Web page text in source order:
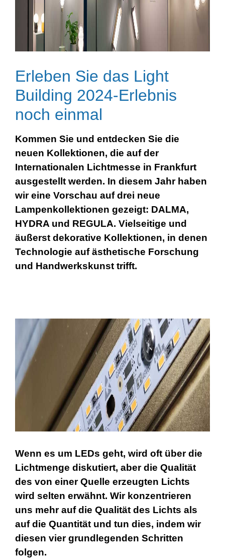
Erleben Sie das Light
Building 2024-Erlebnis
noch einmal
Kommen Sie und entdecken Sie die
neuen Kollektionen, die auf der
Internationalen Lichtmesse in Frankfurt
ausgestellt werden. In diesem Jahr haben
wir eine Vorschau auf drei neue
Lampenkollektionen gezeigt: DALMA,
HYDRA und REGULA. Vielseitige und
äußerst dekorative Kollektionen, in denen
Technologie auf ästhetische Forschung
und Handwerkskunst trifft.
Wenn es um LEDs geht, wird oft über die
Lichtmenge diskutiert, aber die Qualität
des von einer Quelle erzeugten Lichts
wird selten erwähnt. Wir konzentrieren
uns mehr auf die Qualität des Lichts als
auf die Quantität und tun dies, indem wir
diesen vier grundlegenden Schritten
folgen.